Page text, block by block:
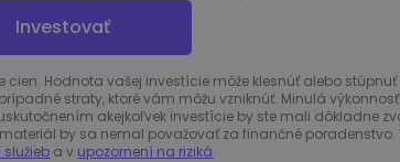
Investovať
Hodnota vašej investície môže klesnúť alebo
straty, ktoré vám môžu vzniknúť. Minulá
akejkoľvek investície by ste mali dôkladne
by sa nemal považovať za finančné
a v upozornení na riziká.